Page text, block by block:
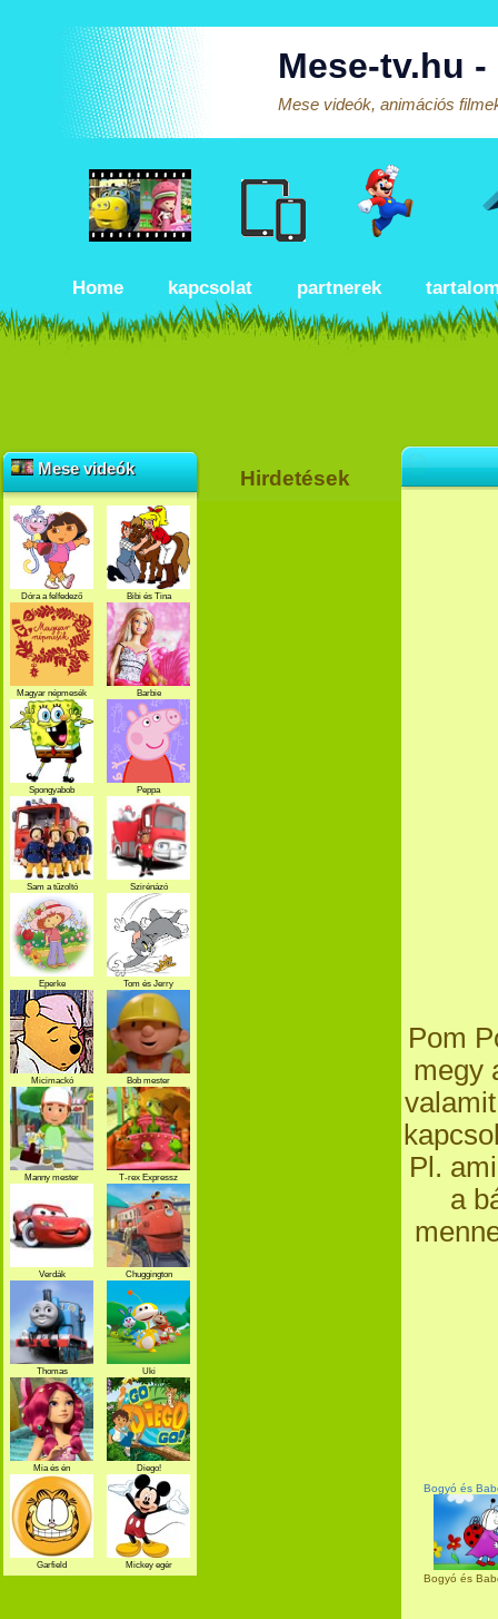
Mese-tv.hu
Mese videók, animációs
Home kapcsolat partnerek
Pom
megy
Pl.
a
Bogyó és
Bogyó és
Mese videók
Dóra a felfedező Bibi és Tina
Magyar népmesék Barbie
Spongyabob Peppa
Sam a tűzoltó
Szirénázó
szupercsapat
Eperke Tom és Jerry
Micimackó Bob mester
Manny mester T-rex Expressz
Verdák Chuggington
Thomas Uki
Mia és én Diego!
Garfield Mickey egér
Hirdetések